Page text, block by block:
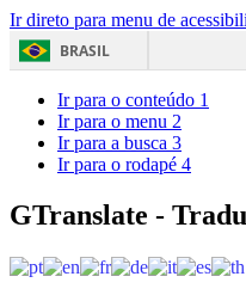
Ir direto para menu de
BRASIL
Ir para o conteúdo 1
Ir para o menu 2
Ir para a busca 3
Ir para o rodapé 4
GTranslate -